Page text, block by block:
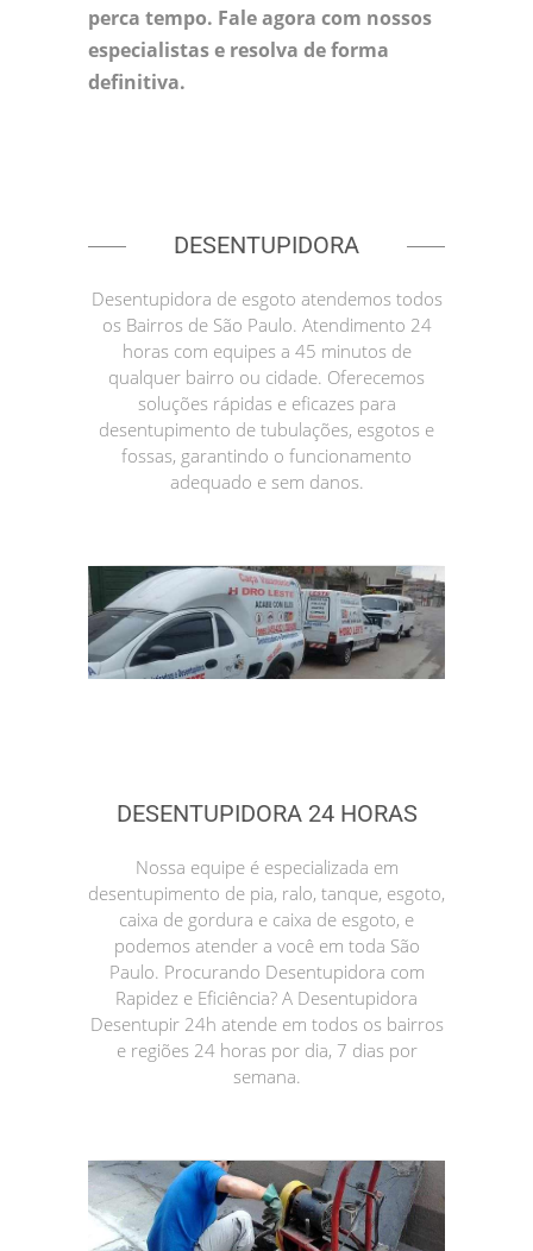
perca tempo. Fale agora com nossos
especialistas e resolva de forma
definitiva.
DESENTUPIDORA
Desentupidora de esgoto atendemos todos
os Bairros de São Paulo. Atendimento 24
horas com equipes a 45 minutos de
qualquer bairro ou cidade. Oferecemos
soluções rápidas e eficazes para
desentupimento de tubulações, esgotos e
fossas, garantindo o funcionamento
adequado e sem danos.
DESENTUPIDORA 24 HORAS
Nossa equipe é especializada em
desentupimento de pia, ralo, tanque, esgoto,
caixa de gordura e caixa de esgoto, e
podemos atender a você em toda São
Paulo. Procurando Desentupidora com
Rapidez e Eficiência? A Desentupidora
Desentupir 24h atende em todos os bairros
e regiões 24 horas por dia, 7 dias por
semana.